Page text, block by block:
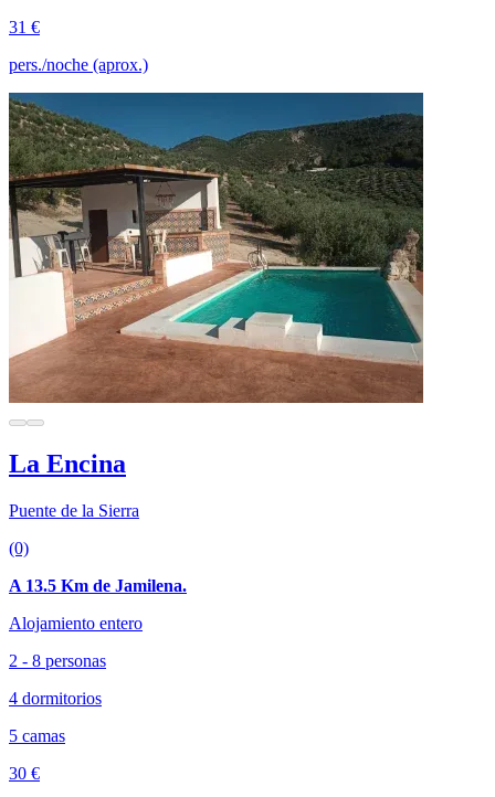
31 €
pers./noche (aprox.)
La Encina
Puente de la Sierra
(0)
A 13.5 Km de Jamilena.
Alojamiento entero
2 - 8 personas
4 dormitorios
5 camas
30 €